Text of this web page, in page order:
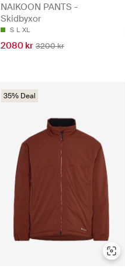
NAIKOON PANTS -
Skidbyxor
S L XL
2080 kr 3200 kr
35% Deal